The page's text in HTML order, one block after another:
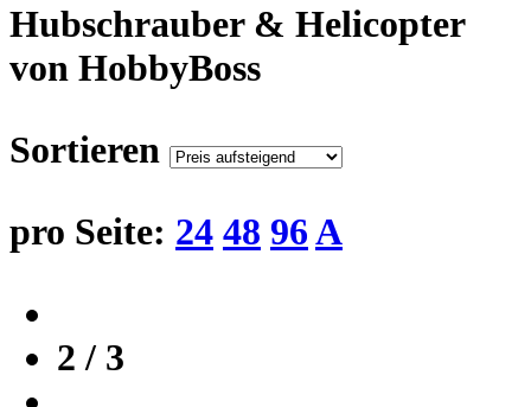
Hubschrauber & Helicopter
von HobbyBoss
Sortieren
pro Seite: 24 48 96A
2 / 3